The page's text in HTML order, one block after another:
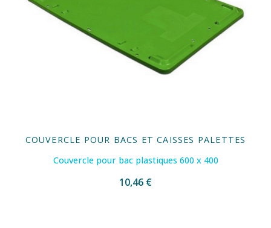
COUVERCLE POUR BACS ET CAISSES PALETTES
Couvercle pour bac plastiques 600 x 400
10,46 €